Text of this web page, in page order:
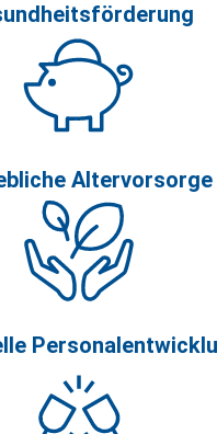
Altervorsorge